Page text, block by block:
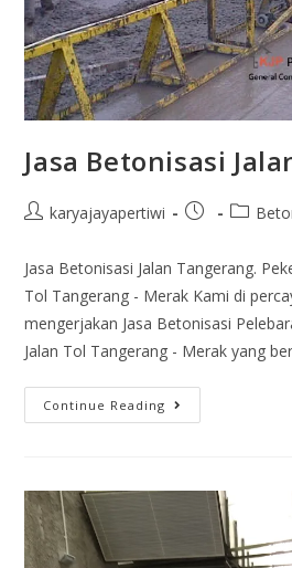
Jasa Betonisasi
karyajayapertiwi
Jasa Betonisasi Jalan Tangerang.
Tol Tangerang - Merak Kami di
mengerjakan Jasa Betonisasi
Jalan Tol Tangerang - Merak yang
Continue Reading